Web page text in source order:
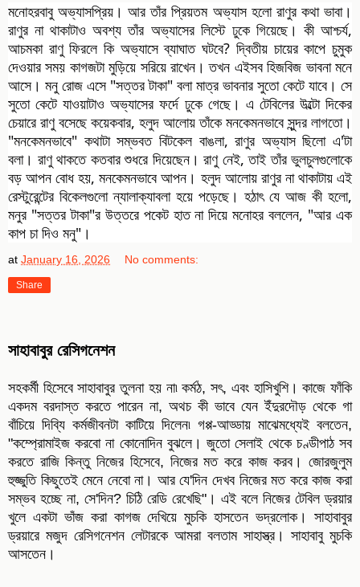
মনোহরবাবু অভ্যাসপ্রিয়। আর তাঁর প্রিয়তম অভ্যাস হলো রাণুর কথা ভাবা।
রাণুর না থাকাটাও অবশ্য তাঁর অভ্যাসের লিস্টে ঢুকে গিয়েছে। কী আশ্চর্য,
আচমকা রাণু ফিরলে কি অভ্যাসে ব্যাঘাত ঘটবে? দ্বিতীয় চায়ের কাপে চুমুক
দেওয়ার সময় কাগজটা মুড়িয়ে সরিয়ে রাখেন। তখন এইসব হিজবিজ ভাবনা মনে
আসে। মনু রোজ এসে "সত্তর টাকা" বলা মাত্র ভাবনার সুতো কেটে যাবে। সে
সুতো কেটে যাওয়াটাও অভ্যাসের ফর্দে ঢুকে গেছে। এ টেবিলের উল্টো দিকের
চেয়ারে রাণু বসেছে কয়েকবার, হলুদ আলোয় তাঁকে মনকেমনভাবে সুন্দর লাগতো।
"মনকেমনভাবে" কথাটা সম্ভবত বিটকেল বাঙলা, রাণুর অভ্যাস ছিলো এ'টা
বলা। রাণু থাকতে কতবার শুধরে দিয়েছেন। রাণু নেই, তাই তাঁর ভুলচুলগুলোকে
বড় আপন বোধ হয়, মনকেমনভাবে আপন। হলুদ আলোয় রাণুর না থাকাটায় এই
রেস্টুরেন্টের বিকেলগুলো ন্যালাক্যাবলা হয়ে পড়েছে। হঠাৎ যে আজ কী হলো,
মনুর "সত্তর টাকা"র উত্তরে পকেট হাত না দিয়ে মনোহর বললেন, "আর এক
কাপ চা দিও মনু"।
at January 16, 2026 No comments:
Share
সাহাবাবুর রেসিগনেশন
সহকর্মী হিসেবে সাহাবাবুর তুলনা হয় না৷ কর্মঠ, সৎ, এবং হাসিখুশি। কাজে ফাঁকি
একদম বরদাস্ত করতে পারেন না, অথচ কী ভাবে যেন ইঁদুরদৌড় থেকে গা
বাঁচিয়ে দিব্যি কর্মজীবনটা কাটিয়ে দিলেন৷ গপ্প-আড্ডায় মাঝেমধ্যেই বলতেন,
"কম্প্রোমাইজ করবো না কোনোদিন বুঝলে। জুতো সেলাই থেকে চণ্ডীপাঠ সব
করতে রাজি কিন্তু নিজের হিসেবে, নিজের মত করে কাজ করব। জোরজুলুম
হুজ্জুতি কিছুতেই মেনে নেবো না। আর যে'দিন দেখব নিজের মত করে কাজ করা
সম্ভব হচ্ছে না, সে'দিন? চিঠি রেডি রেখেছি"। এই বলে নিজের টেবিল ড্রয়ার
খুলে একটা ভাঁজ করা কাগজ দেখিয়ে মুচকি হাসতেন ভদ্রলোক। সাহাবাবুর
ড্রয়ারে মজুদ রেসিগনেশন লেটারকে আমরা বলতাম সাহাস্ত্র। সাহাবাবু মুচকি
আসতেন।